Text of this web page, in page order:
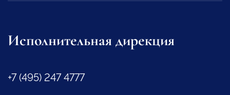
Исполнительная дирекция
+7 (495) 247 4777